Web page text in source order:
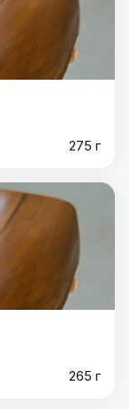
275 г
265 г